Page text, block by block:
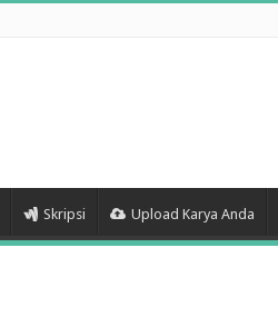
Skripsi Upload Karya Anda